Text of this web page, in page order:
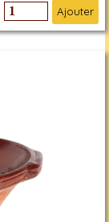
Ajouter